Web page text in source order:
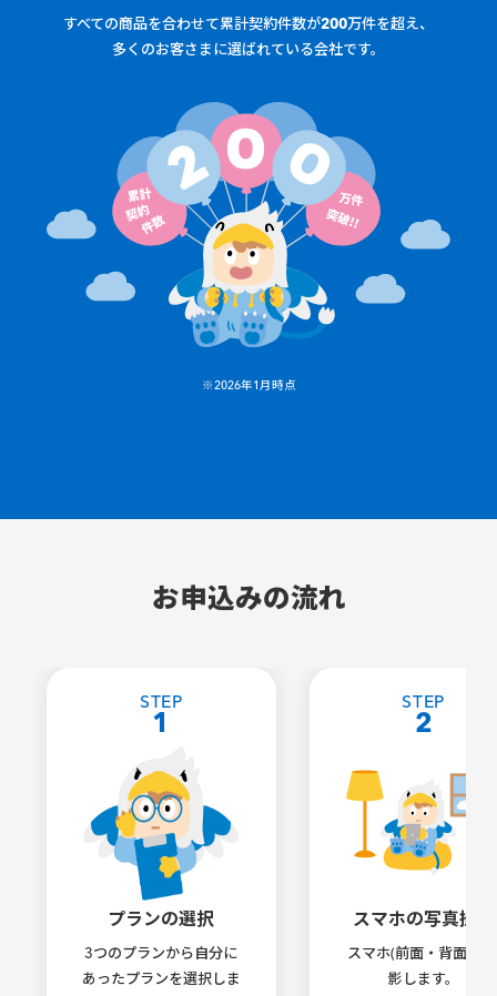
すべての商品を合わせて累計契約件数が200万件を超え、
多くのお客さまに選ばれている会社です。
※2026年1月時点
お申込みの流れ
STEP
1
プランの選択
3つのプランから自分に
あったプランを選択しま
STEP
2
スマホの写真撮影
スマホ(前面・背面)を
影します。